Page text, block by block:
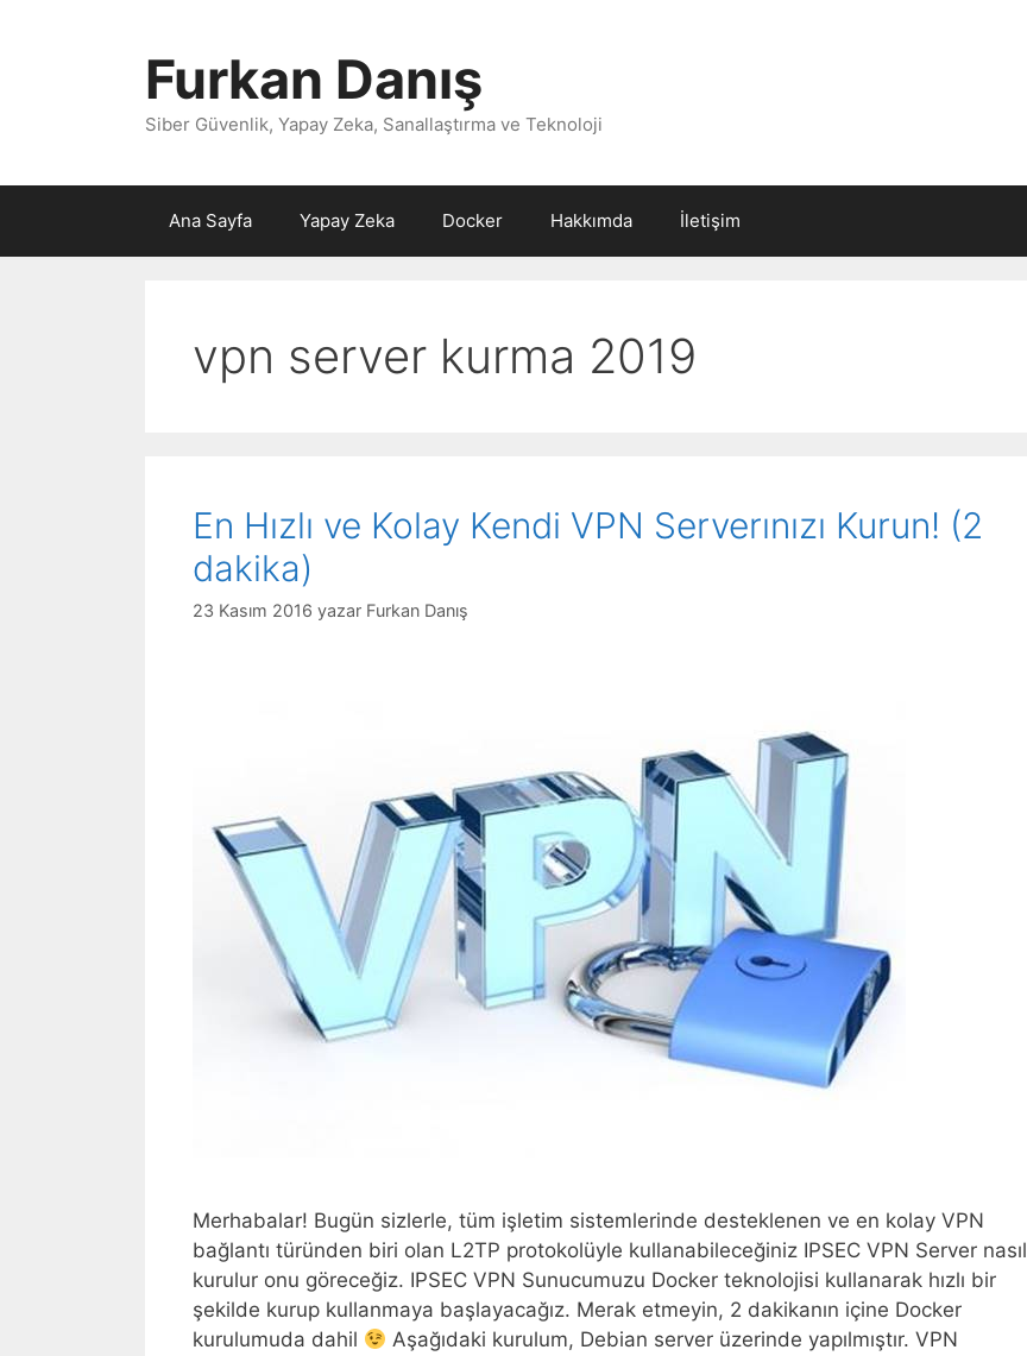
Furkan Danış
Siber Güvenlik, Yapay Zeka, Sanallaştırma ve Teknoloji
Ana Sayfa Yapay Zeka Docker Hakkımda İletişim
vpn server kurma 2019
En Hızlı ve Kolay Kendi VPN Serverınızı Kurun! (2
dakika)
23 Kasım 2016 yazar Furkan Danış
Merhabalar! Bugün sizlerle, tüm işletim sistemlerinde desteklenen ve en kolay VPN
bağlantı türünden biri olan L2TP protokolüyle kullanabileceğiniz IPSEC VPN Server nasıl
kurulur onu göreceğiz. IPSEC VPN Sunucumuzu Docker teknolojisi kullanarak hızlı bir
şekilde kurup kullanmaya başlayacağız. Merak etmeyin, 2 dakikanın içine Docker
kurulumuda dahil
Aşağıdaki kurulum, Debian server üzerinde yapılmıştır. VPN